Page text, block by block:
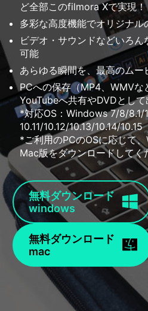
ど全部このfilmora Xで実現！
多彩な高度機能でオリジナル
ビデオ・サウンドなどいろ
可能
あらゆる瞬間を、最高のムー
PCへの保存（MP4、WMVな
YouTubeへ共有やDVDとし
*対応OS：Windows 7/8/8.1/
10.11/10.12/10.13/10.14/10.15
*ご利用のPCのOSに応じて
Mac版をダウンロードしてく
無料ダウンロード
windows
無料ダウンロード
mac